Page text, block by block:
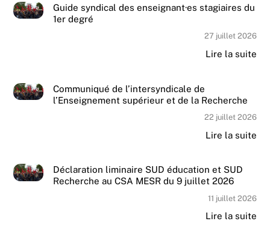
Guide syndical des enseignant·es stagiaires du
1er degré
27 juillet 2026
Lire la suite
Communiqué de l’intersyndicale de
l’Enseignement supérieur et de la Recherche
22 juillet 2026
Lire la suite
Déclaration liminaire SUD éducation et SUD
Recherche au CSA MESR du 9 juillet 2026
11 juillet 2026
Lire la suite